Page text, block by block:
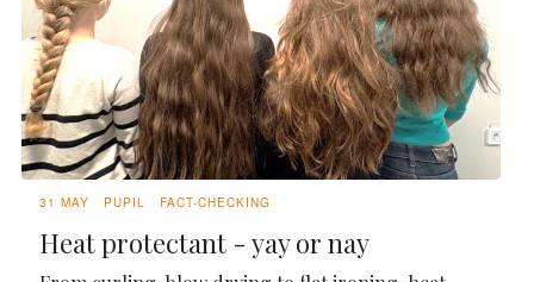
31 MAY PUPIL FACT-CHECKING
Heat protectant - yay or nay